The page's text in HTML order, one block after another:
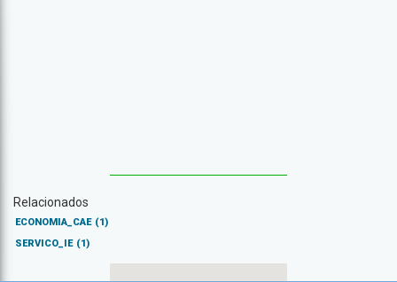
Relacionados
ECONOMIA_CAE (1)
SERVICO_IE (1)